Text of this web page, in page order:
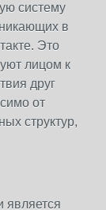
систему
в
Это
лицом к
друг
от
структур,
является